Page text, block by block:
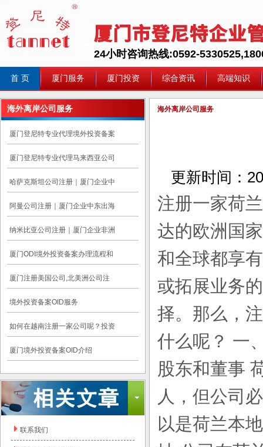
24小时咨询热线:0592-
首 页 厦门服务 厦门投资 综合资讯 高端知识
海外离岸公司服务
厦门登尼特专业代理境外投资备案
厦门登尼特专业代理马来西亚公司
哈萨克斯坦公司注册｜厦门企业中
阿曼公司注册｜厦门企业中东出海
纳米比亚公司注册｜厦门企业非洲
厦门ODI境外投资备案办理流程和
厦门注册美国公司,北美洲公司注
境外投资备案OID服务
如何在越南注册一家公司呢？投资
厦门境外投资备案OID介绍
联系我们
海外离岸公司服务
更新时间：
注册一家荷
达的欧洲国
和全球都享
或拓展业务
择。那么，
什么呢？ 一
股东和董事
人，但公司
以是荷兰本